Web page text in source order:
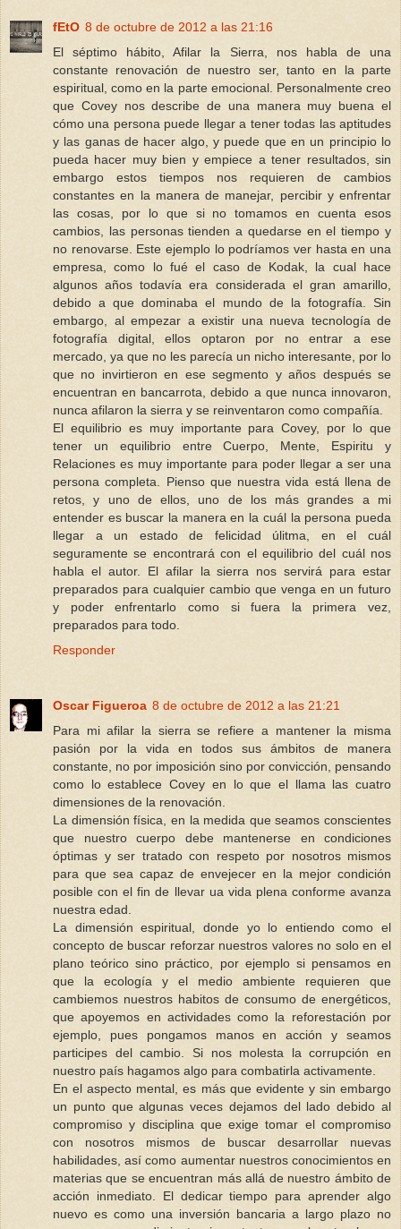
fEtO 8 de octubre de 2012 a las 21:16
El séptimo hábito, Afilar la Sierra, nos habla de una
constante renovación de nuestro ser, tanto en la parte
espiritual, como en la parte emocional. Personalmente creo
que Covey nos describe de una manera muy buena el
cómo una persona puede llegar a tener todas las aptitudes
y las ganas de hacer algo, y puede que en un principio lo
pueda hacer muy bien y empiece a tener resultados, sin
embargo estos tiempos nos requieren de cambios
constantes en la manera de manejar, percibir y enfrentar
las cosas, por lo que si no tomamos en cuenta esos
cambios, las personas tienden a quedarse en el tiempo y
no renovarse. Este ejemplo lo podríamos ver hasta en una
empresa, como lo fué el caso de Kodak, la cual hace
algunos años todavía era considerada el gran amarillo,
debido a que dominaba el mundo de la fotografía. Sin
embargo, al empezar a existir una nueva tecnología de
fotografía digital, ellos optaron por no entrar a ese
mercado, ya que no les parecía un nicho interesante, por lo
que no invirtieron en ese segmento y años después se
encuentran en bancarrota, debido a que nunca innovaron,
nunca afilaron la sierra y se reinventaron como compañía.
El equilibrio es muy importante para Covey, por lo que
tener un equilibrio entre Cuerpo, Mente, Espiritu y
Relaciones es muy importante para poder llegar a ser una
persona completa. Pienso que nuestra vida está llena de
retos, y uno de ellos, uno de los más grandes a mi
entender es buscar la manera en la cuál la persona pueda
llegar a un estado de felicidad úlitma, en el cuál
seguramente se encontrará con el equilibrio del cuál nos
habla el autor. El afilar la sierra nos servirá para estar
preparados para cualquier cambio que venga en un futuro
y poder enfrentarlo como si fuera la primera vez,
preparados para todo.
Responder
Oscar Figueroa 8 de octubre de 2012 a las 21:21
Para mi afilar la sierra se refiere a mantener la misma
pasión por la vida en todos sus ámbitos de manera
constante, no por imposición sino por convicción, pensando
como lo establece Covey en lo que el llama las cuatro
dimensiones de la renovación.
La dimensión física, en la medida que seamos conscientes
que nuestro cuerpo debe mantenerse en condiciones
óptimas y ser tratado con respeto por nosotros mismos
para que sea capaz de envejecer en la mejor condición
posible con el fin de llevar ua vida plena conforme avanza
nuestra edad.
La dimensión espiritual, donde yo lo entiendo como el
concepto de buscar reforzar nuestros valores no solo en el
plano teórico sino práctico, por ejemplo si pensamos en
que la ecología y el medio ambiente requieren que
cambiemos nuestros habitos de consumo de energéticos,
que apoyemos en actividades como la reforestación por
ejemplo, pues pongamos manos en acción y seamos
participes del cambio. Si nos molesta la corrupción en
nuestro país hagamos algo para combatirla activamente.
En el aspecto mental, es más que evidente y sin embargo
un punto que algunas veces dejamos del lado debido al
compromiso y disciplina que exige tomar el compromiso
con nosotros mismos de buscar desarrollar nuevas
habilidades, así como aumentar nuestros conocimientos en
materias que se encuentran más allá de nuestro ámbito de
acción inmediato. El dedicar tiempo para aprender algo
nuevo es como una inversión bancaria a largo plazo no